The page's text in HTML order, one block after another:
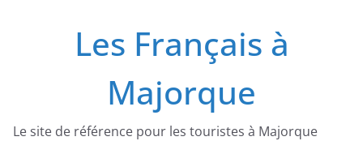
Les Français à
Majorque
Le site de référence pour les touristes à Majorque